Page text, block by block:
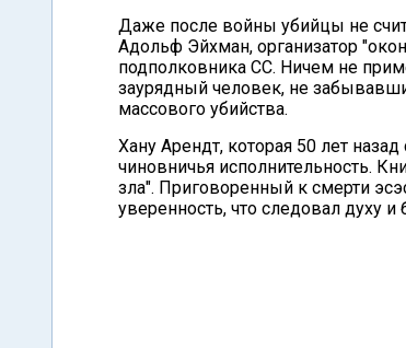
Даже после войны убийцы не
Адольф Эйхман, организатор
подполковника СС. Ничем не
заурядный человек, не
массового убийства.
Хану Арендт, которая 50 лет
чиновничья исполнительность.
зла". Приговоренный к смерти
уверенность, что следовал духу